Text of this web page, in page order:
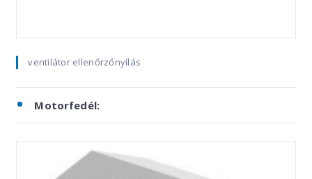
ventilátor ellenőrzőnyílás
Motorfedél: